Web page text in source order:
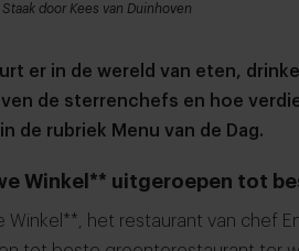
door Kees van Duinhoven
er in de wereld van eten,
de sterrenchefs en hoe
de rubriek Menu van de Dag.
Winkel** uitgeroepen tot
Winkel**, het restaurant van chef